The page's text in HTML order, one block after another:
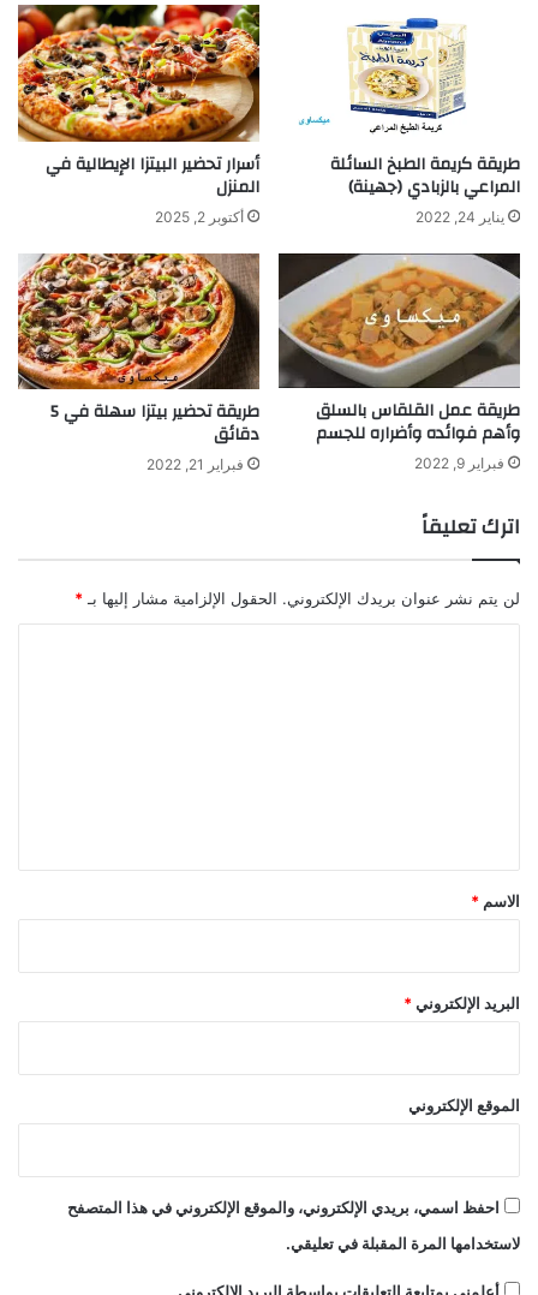
طريقة كريمة الطبخ السائلة
المراعي بالزبادي (جهينة)
يناير 24, 2022
أسرار تحضير البيتزا الإيطالية في
المنزل
أكتوبر 2, 2025
طريقة عمل القلقاس بالسلق
وأهم فوائده وأضراره للجسم
فبراير 9, 2022
طريقة تحضير بيتزا سهلة في 5
دقائق
فبراير 21, 2022
اترك تعليقاً
لن يتم نشر عنوان بريدك الإلكتروني. الحقول الإلزامية مشار إليها بـ *
*
الاسم *
البريد الإلكتروني *
الموقع الإلكتروني
احفظ اسمي، بريدي الإلكتروني، والموقع الإلكتروني في هذا المتصفح
لاستخدامها المرة المقبلة في تعليقي.